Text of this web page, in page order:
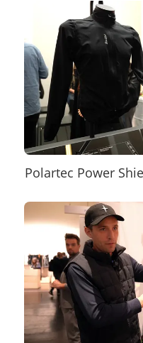
Polartec Power